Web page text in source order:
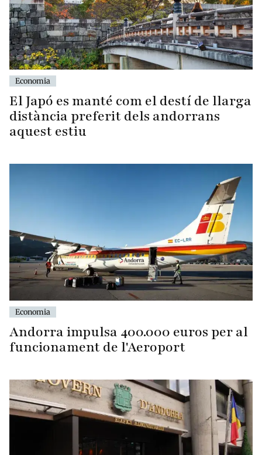
Economia
El Japó es manté com el destí de llarga
distància preferit dels andorrans
aquest estiu
Economia
Andorra impulsa 400.000 euros per al
funcionament de l'Aeroport